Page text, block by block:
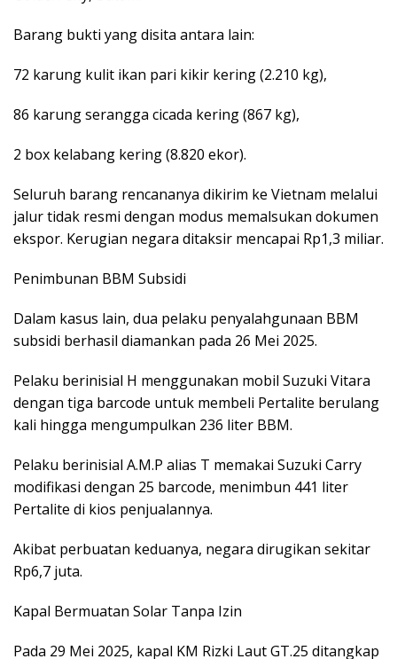
Barang bukti yang disita antara lain:
72 karung kulit ikan pari kikir kering (2.210 kg),
86 karung serangga cicada kering (867 kg),
2 box kelabang kering (8.820 ekor).
Seluruh barang rencananya dikirim ke Vietnam melalui
jalur tidak resmi dengan modus memalsukan dokumen
ekspor. Kerugian negara ditaksir mencapai Rp1,3 miliar.
Penimbunan BBM Subsidi
Dalam kasus lain, dua pelaku penyalahgunaan BBM
subsidi berhasil diamankan pada 26 Mei 2025.
Pelaku berinisial H menggunakan mobil Suzuki Vitara
dengan tiga barcode untuk membeli Pertalite berulang
kali hingga mengumpulkan 236 liter BBM.
Pelaku berinisial A.M.P alias T memakai Suzuki Carry
modifikasi dengan 25 barcode, menimbun 441 liter
Pertalite di kios penjualannya.
Akibat perbuatan keduanya, negara dirugikan sekitar
Rp6,7 juta.
Kapal Bermuatan Solar Tanpa Izin
Pada 29 Mei 2025, kapal KM Rizki Laut GT.25 ditangkap